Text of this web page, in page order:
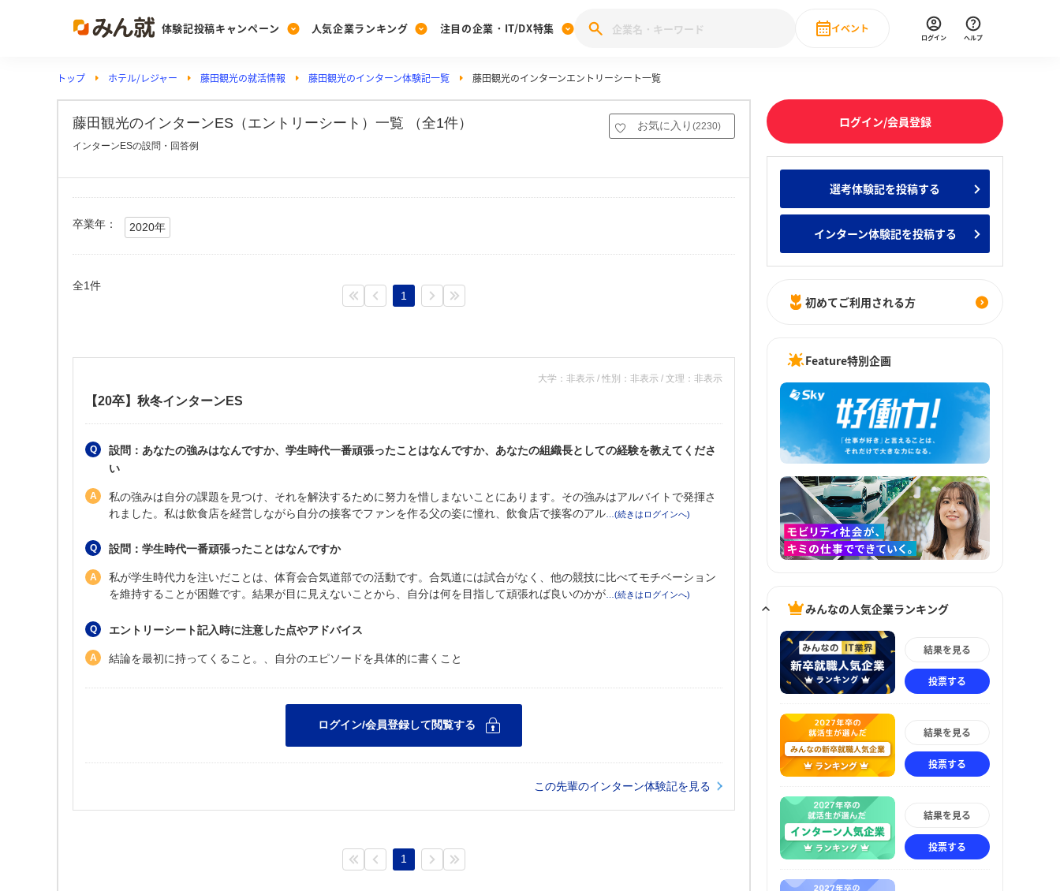
体験記投稿キャンペーン
Post
投稿する
[27卒] 本選考体験記投稿キャンペーン
人気企業ランキング
Ranking
ランキングを見る
みんなのDX企業就職ブランド調査
Vote みんなの新卒就職人気企業ランキング みんなのインターン人気企業ランキ
注目の企業・IT/DX特集
PickUp
注目の企業特集
28卒 IT・DX現場社員インタビュー
イベント
直近のイベント一覧
ログイン ヘルプ
トップ ホテル/レジャー 藤田観光の就活情報 藤田観光のインターン体験記一覧 藤田観光のインターンエントリーシート一覧
藤田観光のインターンES（エントリーシート）一覧 （全1件） お気に入り (2230)
インターンESの設問・回答例
卒業年： 2020年
全1件
1
大学：非表示 / 性別：非表示 / 文理：非表示
【20卒】秋冬インターンES
設問：あなたの強みはなんですか、学生時代一番頑張ったことはなんですか、あなたの組織長としての経験を教えてくださ
い
私の強みは自分の課題を見つけ、それを解決するために努力を惜しまないことにあります。その強みはアルバイトで発揮さ
れました。私は飲食店を経営しながら自分の接客でファンを作る父の姿に憧れ、飲食店で接客のアル
設問：学生時代一番頑張ったことはなんですか
私が学生時代力を注いだことは、体育会合気道部での活動です。合気道には試合がなく、他の競技に比べてモチベーション
を維持することが困難です。結果が目に見えないことから、自分は何を目指して頑張れば良いのかが
エントリーシート記入時に注意した点やアドバイス
結論を最初に持ってくること。、自分のエピソードを具体的に書くこと
この先輩のインターン体験記を見る
1
ログイン/会員登録
選考体験記を投稿する
インターン体験記を投稿する
初めてご利用される方
Feature特別企画
みんなの人気企業ランキング
結果を見る
投票する
結果を見る
投票する
結果を見る
投票する